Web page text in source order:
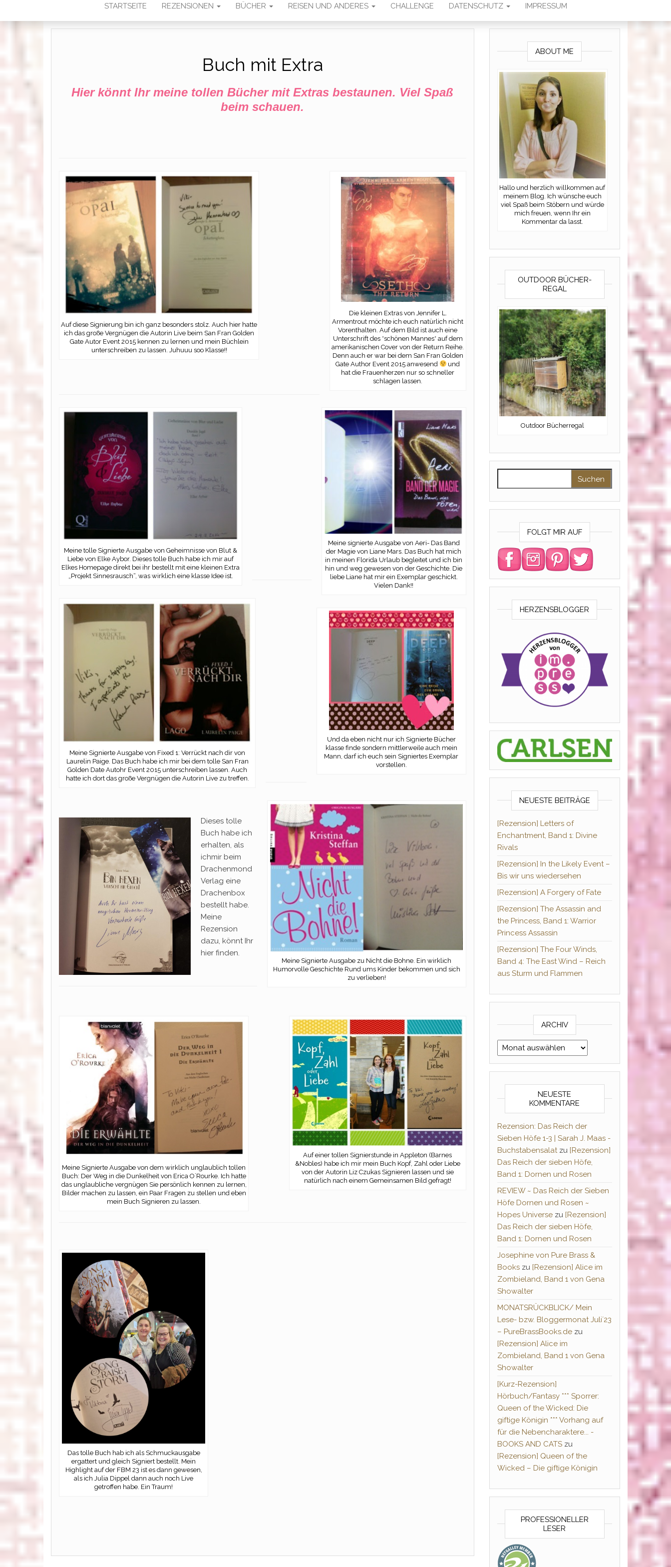
STARTSEITE REZENSIONEN BÜCHER REISEN UND ANDERES CHALLENGE DATENSCHUTZ IMPRESSUM
Buch mit Extra
Hier könnt Ihr meine tollen Bücher mit Extras bestaunen. Viel Spaß
beim schauen.
Auf diese Signierung bin ich ganz besonders stolz. Auch hier hatte
ich das große Vergnügen die Autorin Live beim San Fran Golden
Gate Autor Event 2015 kennen zu lernen und mein Büchlein
unterschreiben zu lassen. Juhuuu soo Klasse!!
Die kleinen Extras von Jennifer L.
Armentrout möchte ich euch natürlich nicht
Vorenthalten. Auf dem Bild ist auch eine
Unterschrift des *schönen Mannes* auf dem
amerikanischen Cover von der Return Reihe.
Denn auch er war bei dem San Fran Golden
Gate Author Event 2015 anwesend
und
hat die Frauenherzen nur so schneller
schlagen lassen.
Meine tolle Signierte Ausgabe von Geheimnisse von Blut &
Liebe von Elke Aybor. Dieses tolle Buch habe ich mir auf
Elkes Homepage direkt bei ihr bestellt mit eine kleinen Extra
„Projekt Sinnesrausch“, was wirklich eine klasse Idee ist.
Meine signierte Ausgabe von Aeri- Das Band
der Magie von Liane Mars. Das Buch hat mich
in meinen Florida Urlaub begleitet und ich bin
hin und weg gewesen von der Geschichte. Die
liebe Liane hat mir ein Exemplar geschickt.
Vielen Dank!!
Meine Signierte Ausgabe von Fixed 1: Verrückt nach dir von
Laurelin Paige. Das Buch habe ich mir bei dem tolle San Fran
Golden Date Autohr Event 2015 unterschreiben lassen. Auch
hatte ich dort das große Vergnügen die Autorin Live zu treffen.
Und da eben nicht nur ich Signierte Bücher
klasse finde sondern mittlerweile auch mein
Mann, darf ich euch sein Signiertes Exemplar
vorstellen.
Meine Signierte Ausgabe zu Nicht die Bohne. Ein wirklich
Humorvolle Geschichte Rund ums Kinder bekommen und sich
zu verlieben!
Dieses tolle
Buch habe ich
erhalten, als
ichmir beim
Drachenmond
Verlag eine
Drachenbox
bestellt habe.
Meine
Rezension
dazu, könnt Ihr
hier finden.
Auf einer tollen Signierstunde in Appleton (Barnes
&Nobles) habe ich mir mein Buch Kopf, Zahl oder Liebe
von der Autorin Liz Czukas Signieren lassen und sie
natürlich nach einem Gemeinsamen Bild gefragt!
Meine Signierte Ausgabe von dem wirklich unglaublich tollen
Buch: Der Weg in die Dunkelheit von Erica O´Rourke. Ich hatte
das unglaubliche vergnügen Sie persönlich kennen zu lernen,
Bilder machen zu lassen, ein Paar Fragen zu stellen und eben
mein Buch Signieren zu lassen.
Das tolle Buch hab ich als Schmuckausgabe
ergattert und gleich Signiert bestellt. Mein
Highlight auf der FBM 23 ist es dann gewesen,
als ich Julia Dippel dann auch noch Live
getroffen habe. Ein Traum!
ABOUT ME
Hallo und herzlich willkommen auf
meinem Blog. Ich wünsche euch
viel Spaß beim Stöbern und würde
mich freuen, wenn Ihr ein
Kommentar da lasst.
OUTDOOR BÜCHER-
REGAL
Outdoor Bücherregal
FOLGT MIR AUF
HERZENSBLOGGER
NEUESTE BEITRÄGE
[Rezension] Letters of
Enchantment, Band 1: Divine
Rivals
[Rezension] In the Likely Event –
Bis wir uns wiedersehen
[Rezension] A Forgery of Fate
[Rezension] The Assassin and
the Princess, Band 1: Warrior
Princess Assassin
[Rezension] The Four Winds,
Band 4: The East Wind – Reich
aus Sturm und Flammen
ARCHIV
Archiv
NEUESTE
KOMMENTARE
Rezension: Das Reich der
Sieben Höfe 1-3 | Sarah J. Maas -
Buchstabensalatzu [Rezension]
Das Reich der sieben Höfe,
Band 1: Dornen und Rosen
REVIEW ~ Das Reich der Sieben
Höfe Dornen und Rosen ~
Hopes Universezu [Rezension]
Das Reich der sieben Höfe,
Band 1: Dornen und Rosen
Josephine von Pure Brass &
Bookszu [Rezension] Alice im
Zombieland, Band 1 von Gena
Showalter
MONATSRÜCKBLICK/ Mein
Lese- bzw. Bloggermonat Juli´23
– PureBrassBooks.dezu
[Rezension] Alice im
Zombieland, Band 1 von Gena
Showalter
[Kurz-Rezension]
Hörbuch/Fantasy *** Sporrer:
Queen of the Wicked: Die
giftige Königin *** Vorhang auf
für die Nebencharaktere... -
BOOKS AND CATSzu
[Rezension] Queen of the
Wicked – Die giftige Königin
PROFESSIONELLER
LESER